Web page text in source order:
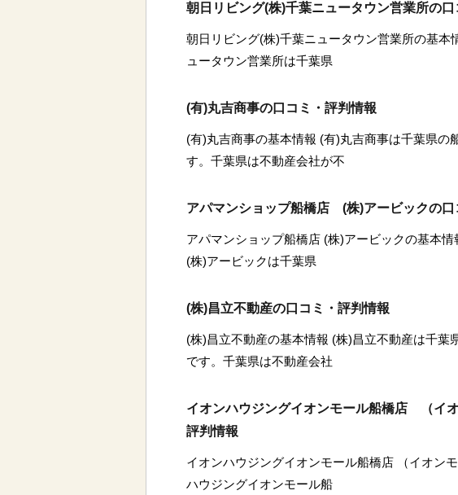
朝日リビング(株)千葉ニュータウン営業所の
朝日リビング(株)千葉ニュータウン営業所の基本
ュータウン営業所は千葉県
(有)丸吉商事の口コミ・評判情報
(有)丸吉商事の基本情報 (有)丸吉商事は千葉県の
す。千葉県は不動産会社が不
アパマンショップ船橋店 (株)アービックの口
アパマンショップ船橋店 (株)アービックの基本
(株)アービックは千葉県
(株)昌立不動産の口コミ・評判情報
(株)昌立不動産の基本情報 (株)昌立不動産は千葉
です。千葉県は不動産会社
イオンハウジングイオンモール船橋店 （イ
評判情報
イオンハウジングイオンモール船橋店 （イオン
ハウジングイオンモール船